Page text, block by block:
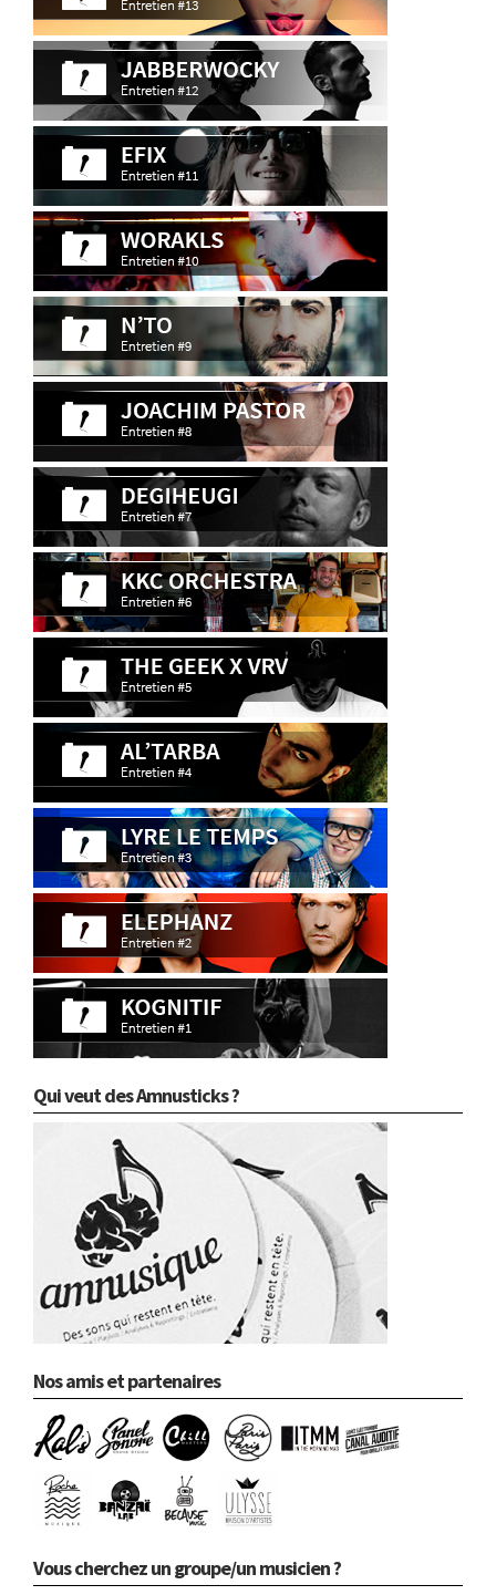
Qui veut des Amnusticks ?
Nos amis et partenaires
Vous cherchez un groupe/un musicien ?